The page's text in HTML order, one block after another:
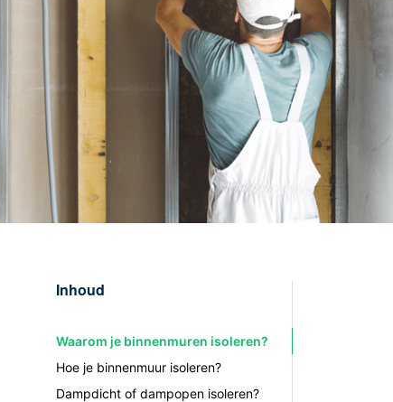
Inhoud
Waarom je binnenmuren isoleren?
Hoe je binnenmuur isoleren?
Dampdicht of dampopen isoleren?